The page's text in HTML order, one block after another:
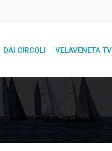
DAI CIRCOLI VELAVENETA TV